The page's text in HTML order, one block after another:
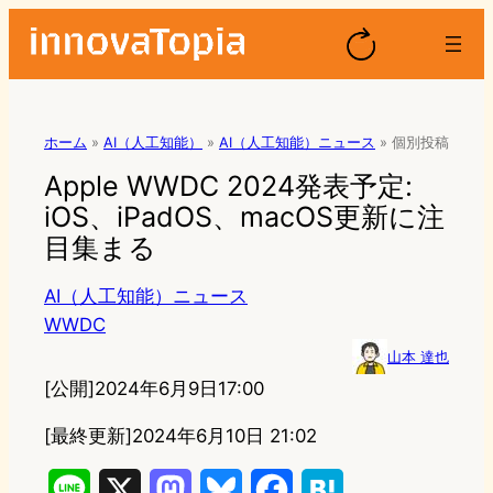
ホーム » AI（人工知能） » AI（人工知能）ニュース » 個別投稿
Apple WWDC 2024発表予定:
iOS、iPadOS、macOS更新に注
目集まる
AI（人工知能）ニュース
WWDC
山本 達也
[公開]2024年6月9日17:00
[最終更新]2024年6月10日 21:02